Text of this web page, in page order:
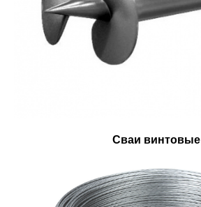
Сваи винтовые